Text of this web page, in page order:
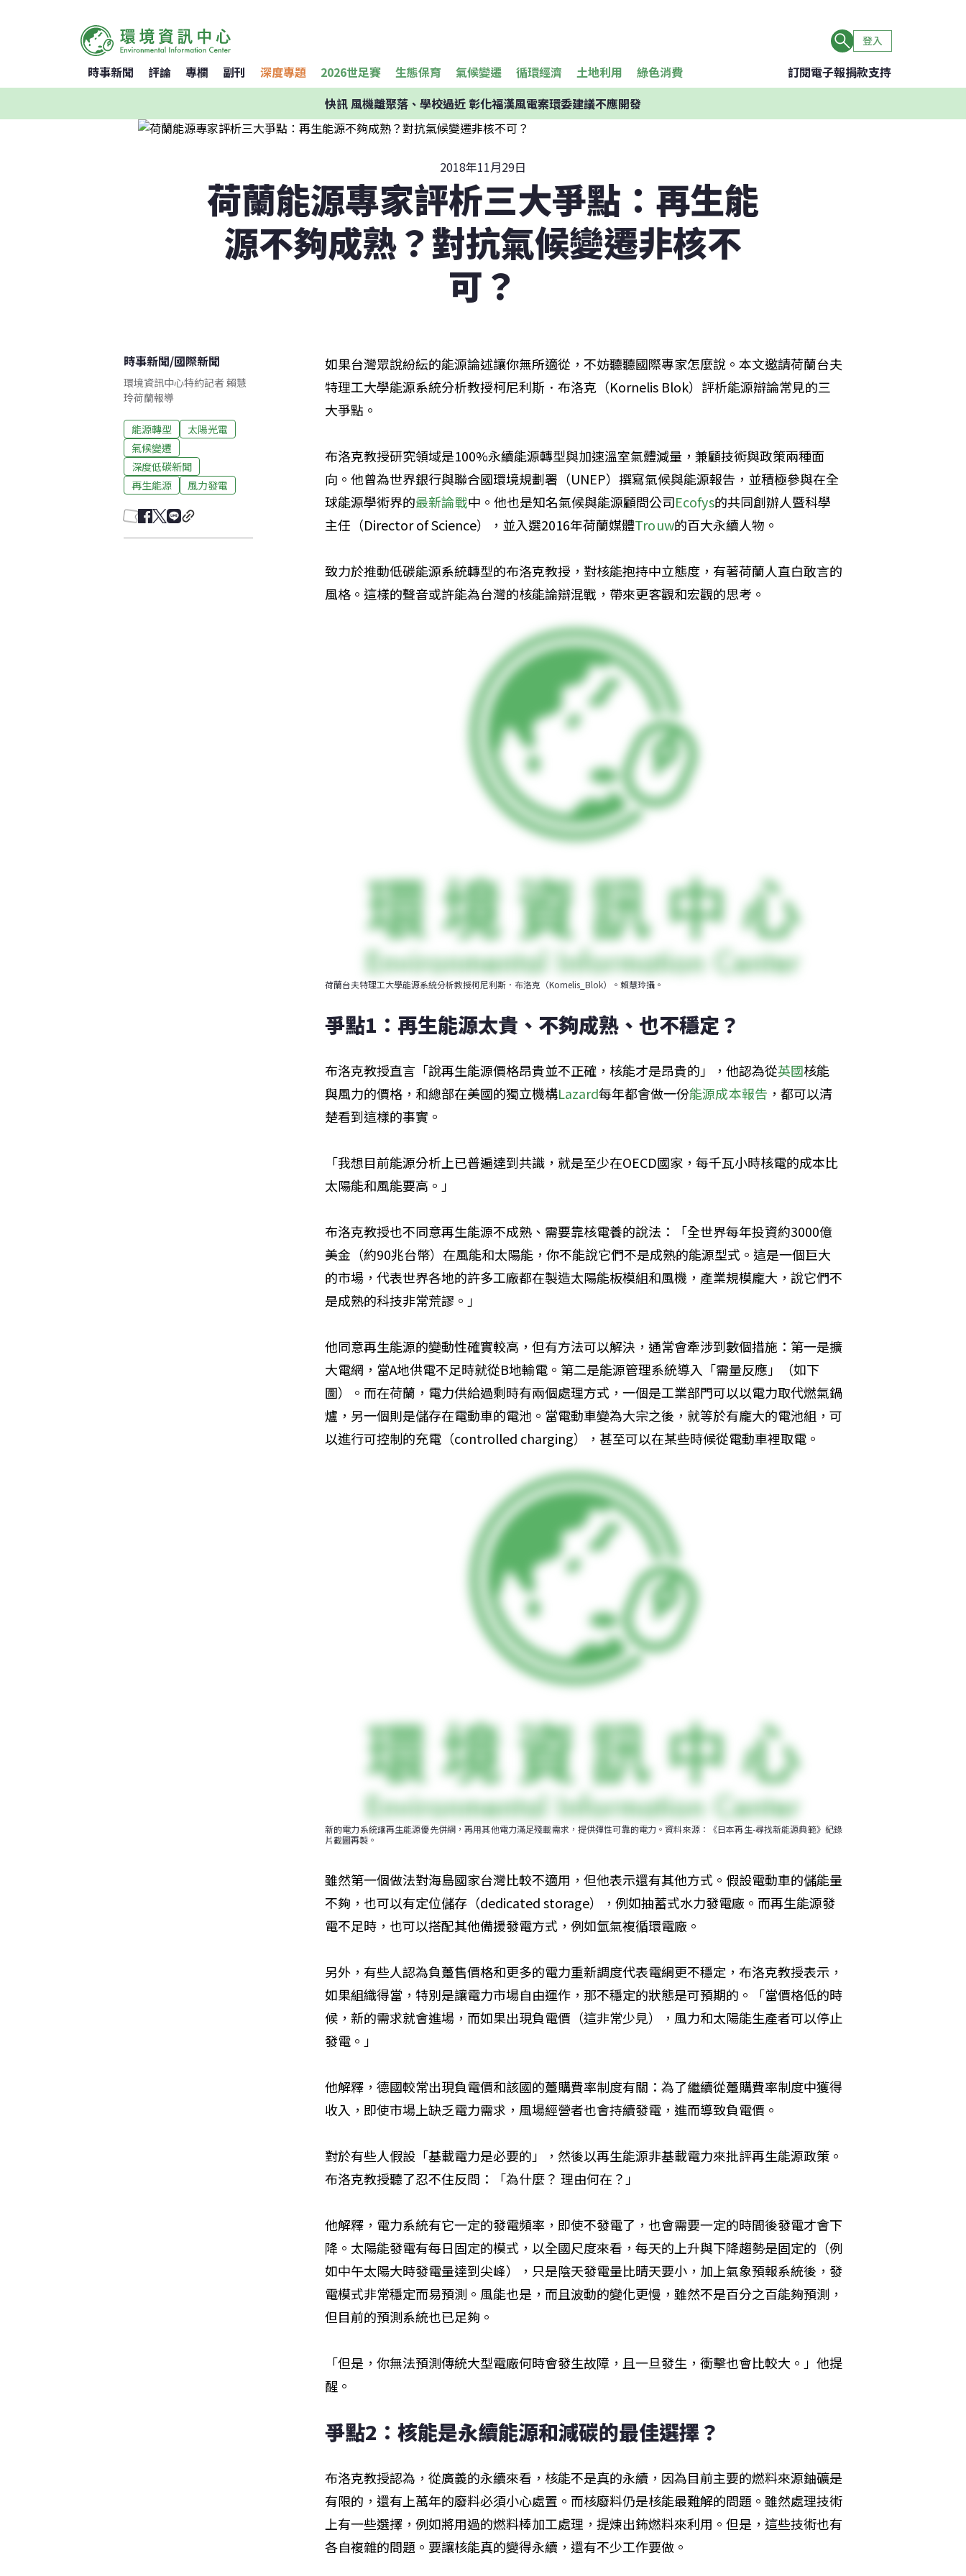
登入
時事新聞 評論 專欄 副刊 深度專題 2026世足賽 生態保育 氣候變遷 循環經濟 土地利用 綠色消費 訂閱電子報捐款支持
快訊風機離聚落、學校過近 彰化福漢風電案環委建議不應開發
2018年11月29日
荷蘭能源專家評析三大爭點：再生能
源不夠成熟？對抗氣候變遷非核不
可？
時事新聞/國際新聞
環境資訊中心特約記者 賴慧
玲荷蘭報導
能源轉型
太陽光電
氣候變遷
深度低碳新聞
再生能源
風力發電
如果台灣眾說紛紜的能源論述讓你無所適從，不妨聽聽國際專家怎麼說。本文邀請荷蘭台夫
特理工大學能源系統分析教授柯尼利斯．布洛克（Kornelis Blok）評析能源辯論常見的三
大爭點。
布洛克教授研究領域是100%永續能源轉型與加速溫室氣體減量，兼顧技術與政策兩種面
向。他曾為世界銀行與聯合國環境規劃署（UNEP）撰寫氣候與能源報告，並積極參與在全
球能源學術界的最新論戰中。他也是知名氣候與能源顧問公司Ecofys的共同創辦人暨科學
主任（Director of Science），並入選2016年荷蘭媒體Trouw的百大永續人物。
致力於推動低碳能源系統轉型的布洛克教授，對核能抱持中立態度，有著荷蘭人直白敢言的
風格。這樣的聲音或許能為台灣的核能論辯混戰，帶來更客觀和宏觀的思考。
荷蘭台夫特理工大學能源系統分析教授柯尼利斯．布洛克（Kornelis_Blok）。賴慧玲攝。
爭點1：再生能源太貴、不夠成熟、也不穩定？
布洛克教授直言「說再生能源價格昂貴並不正確，核能才是昂貴的」，他認為從英國核能
與風力的價格，和總部在美國的獨立機構Lazard每年都會做一份能源成本報告 ，都可以清
楚看到這樣的事實。
「我想目前能源分析上已普遍達到共識，就是至少在OECD國家，每千瓦小時核電的成本比
太陽能和風能要高。」
布洛克教授也不同意再生能源不成熟、需要靠核電養的說法：「全世界每年投資約3000億
美金（約90兆台幣）在風能和太陽能，你不能說它們不是成熟的能源型式。這是一個巨大
的市場，代表世界各地的許多工廠都在製造太陽能板模組和風機，產業規模龐大，說它們不
是成熟的科技非常荒謬。」
他同意再生能源的變動性確實較高，但有方法可以解決，通常會牽涉到數個措施：第一是擴
大電網，當A地供電不足時就從B地輸電。第二是能源管理系統導入「需量反應」（如下
圖）。而在荷蘭，電力供給過剩時有兩個處理方式，一個是工業部門可以以電力取代燃氣鍋
爐，另一個則是儲存在電動車的電池。當電動車變為大宗之後，就等於有龐大的電池組，可
以進行可控制的充電（controlled charging），甚至可以在某些時候從電動車裡取電。
新的電力系統讓再生能源優先併網，再用其他電力滿足殘載需求，提供彈性可靠的電力。資料來源：《日本再生-尋找新能源典範》紀錄
片截圖再製。
雖然第一個做法對海島國家台灣比較不適用，但他表示還有其他方式。假設電動車的儲能量
不夠，也可以有定位儲存（dedicated storage），例如抽蓄式水力發電廠。而再生能源發
電不足時，也可以搭配其他備援發電方式，例如氫氣複循環電廠。
另外，有些人認為負躉售價格和更多的電力重新調度代表電網更不穩定，布洛克教授表示，
如果組織得當，特別是讓電力市場自由運作，那不穩定的狀態是可預期的。「當價格低的時
候，新的需求就會進場，而如果出現負電價（這非常少見），風力和太陽能生產者可以停止
發電。」
他解釋，德國較常出現負電價和該國的躉購費率制度有關：為了繼續從躉購費率制度中獲得
收入，即使市場上缺乏電力需求，風場經營者也會持續發電，進而導致負電價。
對於有些人假設「基載電力是必要的」，然後以再生能源非基載電力來批評再生能源政策。
布洛克教授聽了忍不住反問：「為什麼？ 理由何在？」
他解釋，電力系統有它一定的發電頻率，即使不發電了，也會需要一定的時間後發電才會下
降。太陽能發電有每日固定的模式，以全國尺度來看，每天的上升與下降趨勢是固定的（例
如中午太陽大時發電量達到尖峰），只是陰天發電量比晴天要小，加上氣象預報系統後，發
電模式非常穩定而易預測。風能也是，而且波動的變化更慢，雖然不是百分之百能夠預測，
但目前的預測系統也已足夠。
「但是，你無法預測傳統大型電廠何時會發生故障，且一旦發生，衝擊也會比較大。」他提
醒。
爭點2：核能是永續能源和減碳的最佳選擇？
布洛克教授認為，從廣義的永續來看，核能不是真的永續，因為目前主要的燃料來源鈾礦是
有限的，還有上萬年的廢料必須小心處置。而核廢料仍是核能最難解的問題。雖然處理技術
上有一些選擇，例如將用過的燃料棒加工處理，提煉出鈽燃料來利用。但是，這些技術也有
各自複雜的問題。要讓核能真的變得永續，還有不少工作要做。